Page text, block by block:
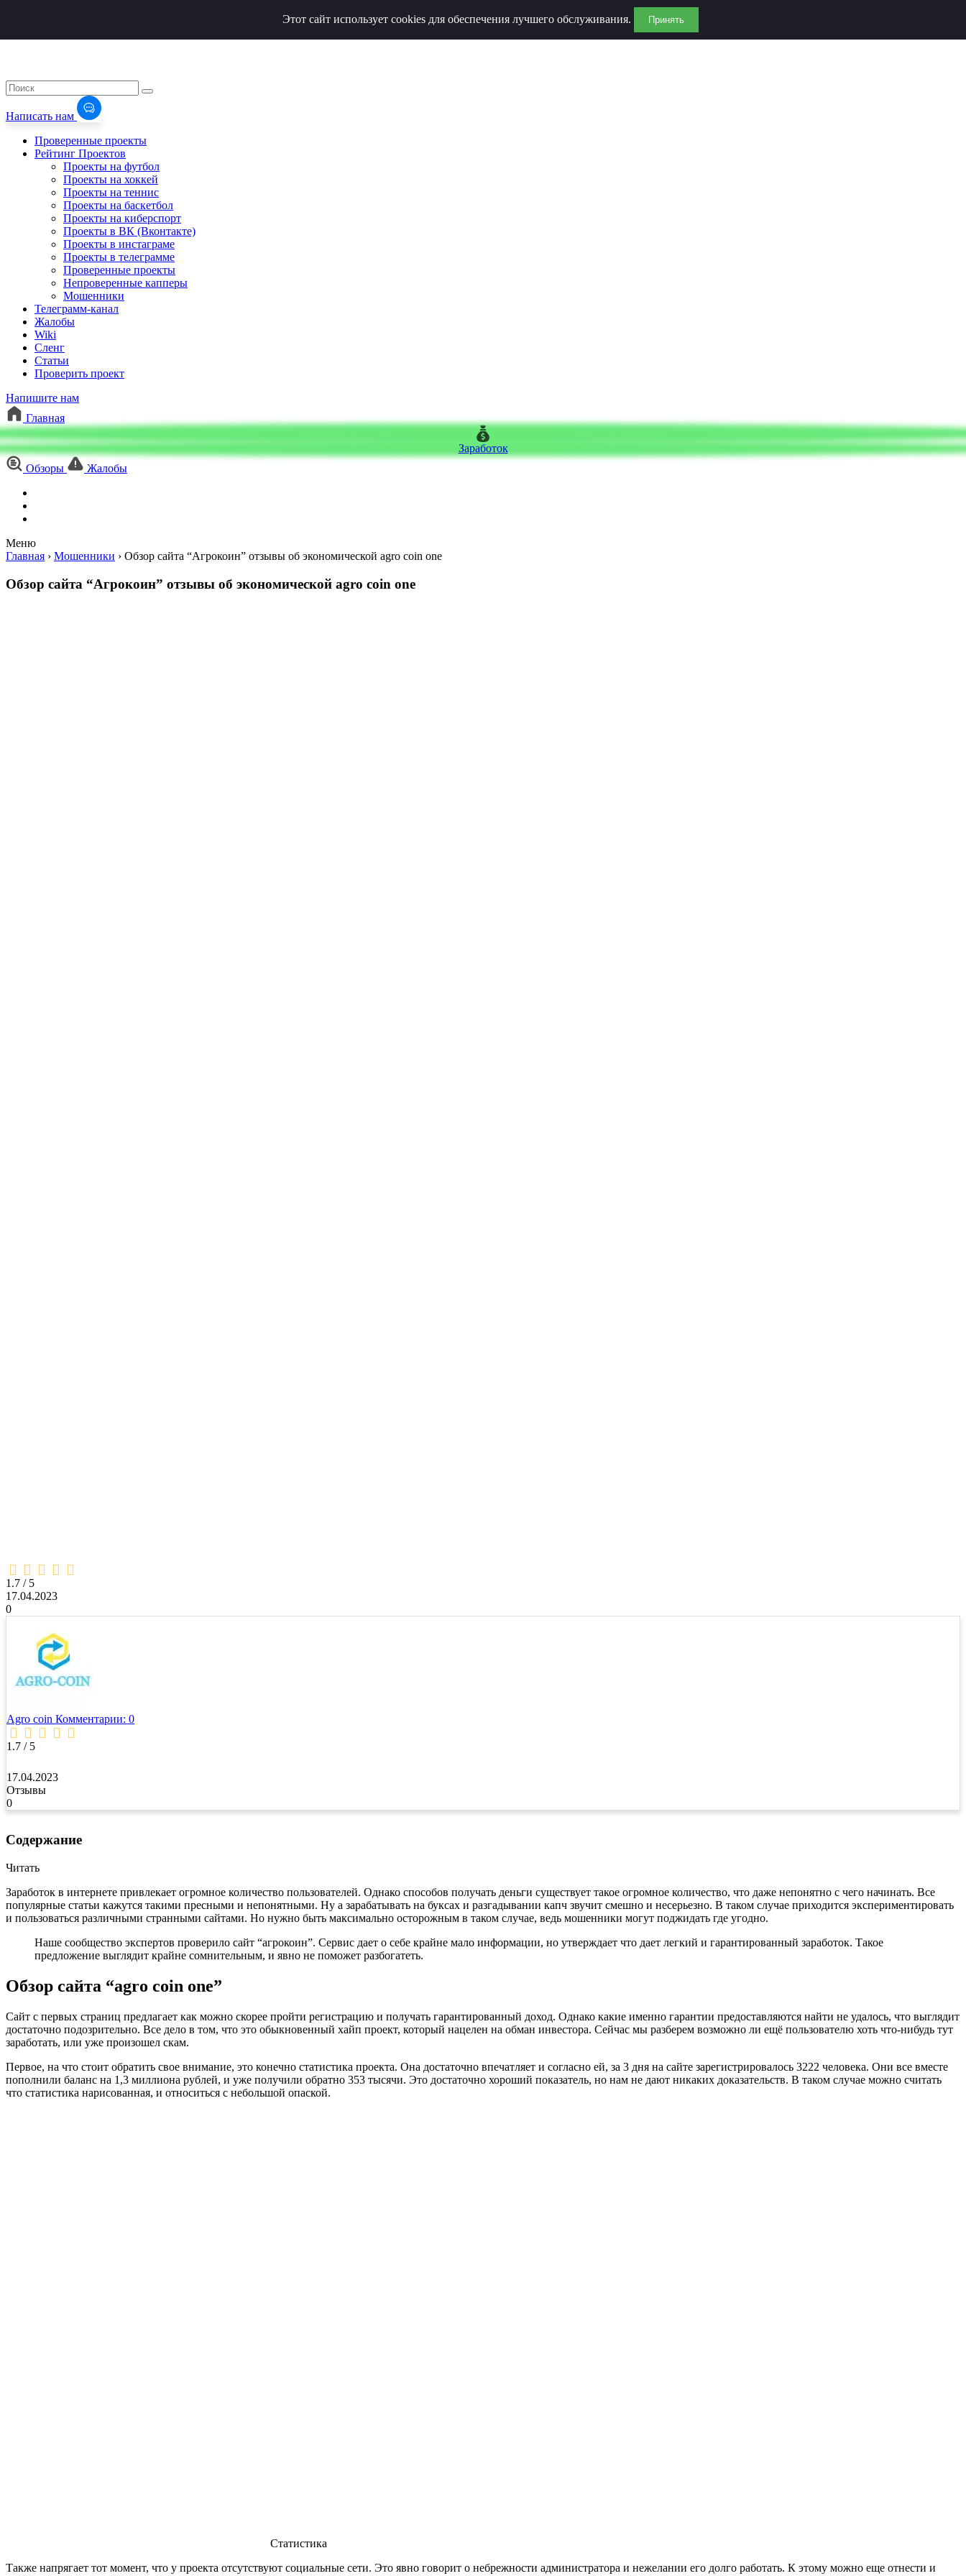
Написать нам
Проверенные проекты
Рейтинг Проектов
Проекты на футбол
Проекты на хоккей
Проекты на теннис
Проекты на баскетбол
Проекты на киберспорт
Проекты в ВК (Вконтакте)
Проекты в инстаграме
Проекты в телеграмме
Проверенные проекты
Непроверенные капперы
Мошенники
Телеграмм-канал
Жалобы
Wiki
Сленг
Статьи
Проверить проект
Напишите нам
Главная
Заработок
Обзоры
Жалобы
Меню
Этот сайт использует cookies для обеспечения лучшего обслуживания. Принять
Главная › Мошенники › Обзор сайта “Агрокоин” отзывы об экономической agro coin one
Обзор сайта “Агрокоин” отзывы об экономической agro coin one
1,7
rating
1.7 / 5
17.04.2023
0
Agro coin Комментарии: 0
1.7 / 5
17.04.2023
Отзывы
0
Содержание
Читать
Заработок в интернете привлекает огромное количество пользователей. Однако способов получать деньги существует такое огромное количество, что даже непонятно с чего начинать. Все
популярные статьи кажутся такими пресными и непонятными. Ну а зарабатывать на буксах и разгадывании капч звучит смешно и несерьезно. В таком случае приходится экспериментировать
и пользоваться различными странными сайтами. Но нужно быть максимально осторожным в таком случае, ведь мошенники могут поджидать где угодно.
Наше сообщество экспертов проверило сайт “агрокоин”. Сервис дает о себе крайне мало информации, но утверждает что дает легкий и гарантированный заработок. Такое
предложение выглядит крайне сомнительным, и явно не поможет разбогатеть.
Обзор сайта “agro coin one”
Сайт с первых страниц предлагает как можно скорее пройти регистрацию и получать гарантированный доход. Однако какие именно гарантии предоставляются найти не удалось, что выглядит
достаточно подозрительно. Все дело в том, что это обыкновенный хайп проект, который нацелен на обман инвестора. Сейчас мы разберем возможно ли ещё пользователю хоть что-нибудь тут
заработать, или уже произошел скам.
Первое, на что стоит обратить свое внимание, это конечно статистика проекта. Она достаточно впечатляет и согласно ей, за 3 дня на сайте зарегистрировалось 3222 человека. Они все вместе
пополнили баланс на 1,3 миллиона рублей, и уже получили обратно 353 тысячи. Это достаточно хороший показатель, но нам не дают никаких доказательств. В таком случае можно считать
что статистика нарисованная, и относиться с небольшой опаской.
Статистика
Также напрягает тот момент, что у проекта отсутствуют социальные сети. Это явно говорит о небрежности администратора и нежелании его долго работать. К этому можно еще отнести и